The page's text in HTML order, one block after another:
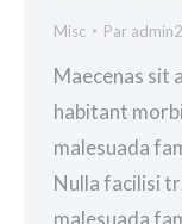
Misc Par
Maecenas sit
habitant
malesuada
Nulla facilisi
malesuada